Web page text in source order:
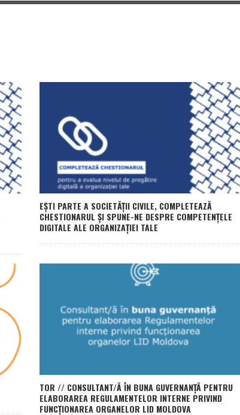
EȘTI PARTE A SOCIETĂȚII CIVILE, COMPLETEAZĂ
CHESTIONARUL ȘI SPUNE-NE DESPRE COMPETENȚELE
DIGITALE ALE ORGANIZAȚIEI TALE
TOR // CONSULTANT/Ă ÎN BUNA GUVERNANȚĂ PENTRU
ELABORAREA REGULAMENTELOR INTERNE PRIVIND
FUNCȚIONAREA ORGANELOR LID MOLDOVA